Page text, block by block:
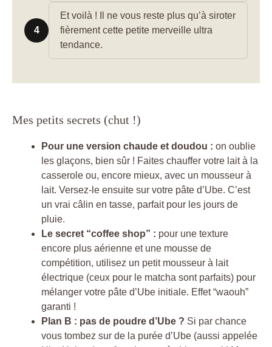
4
Et voilà ! Il ne vous reste plus qu’à siroter
fièrement cette petite merveille ultra
tendance.
Mes petits secrets (chut !)
Pour une version chaude et doudou : on oublie
les glaçons, bien sûr ! Faites chauffer votre lait à la
casserole ou, encore mieux, avec un mousseur à
lait. Versez-le ensuite sur votre pâte d’Ube. C’est
un vrai câlin en tasse, parfait pour les jours de
pluie.
Le secret “coffee shop” : pour une texture
encore plus aérienne et une mousse de
compétition, utilisez un petit mousseur à lait
électrique (ceux pour le matcha sont parfaits) pour
mélanger votre pâte d’Ube initiale. Effet “waouh”
garanti !
Plan B : pas de poudre d’Ube ? Si par chance
vous tombez sur de la purée d’Ube (aussi appelée